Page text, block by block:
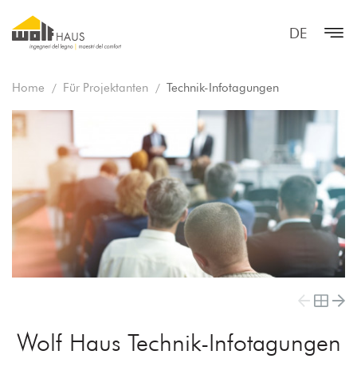
DE
Home Für Projektanten Technik-Infotagungen
Wolf Haus Technik-Infotagungen